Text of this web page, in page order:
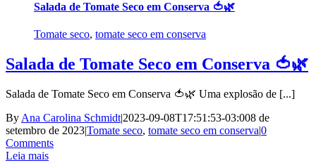
Salada de Tomate Seco em Conserva 🍅🌿
Tomate seco, tomate seco em conserva
Salada de Tomate Seco em Conserva 🍅🌿
Salada de Tomate Seco em Conserva 🍅🌿 Uma explosão de [...]
By Ana Carolina Schmidt|2023-09-08T17:51:53-03:008 de
setembro de 2023|Tomate seco, tomate seco em conserva|0
Comments
Leia mais